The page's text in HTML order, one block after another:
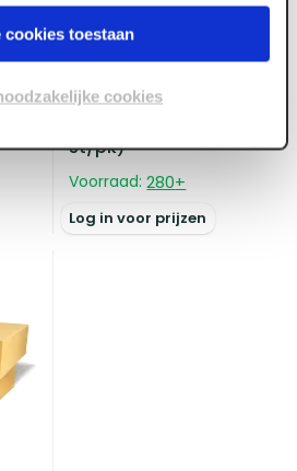
cookies toestaan
cookies
ART001435
80 mm x 1350 x 575
Gutex Thermoflex
st/pk)
Voorraad: 280+
Log in voor prijzen